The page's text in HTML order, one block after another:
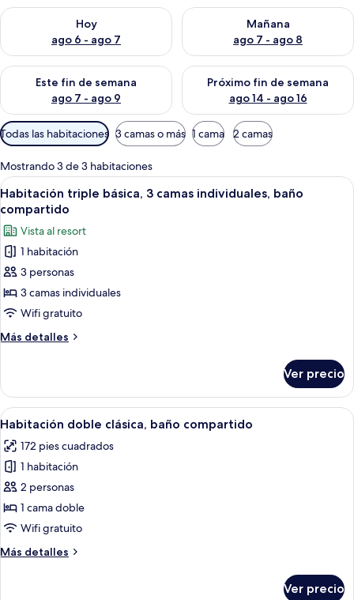
Hoy
ago 6 - ago 7
Consulta la disponibilidad para hoy ago 6 - ago 7
Mañana
ago 7 - ago 8
Consulta la disponibilidad
Este fin de semana
ago 7 - ago 9
Consulta la disponibilidad para este fin de semana ago 7 -
Próximo fin de semana
ago 14 - ago 16
Consulta la disponibilidad
Filtros
disponibles
para
las
habitaciones
Todas las habitaciones 3 camas o más 1 cama 2 camas
Mostrando 3 de 3 habitaciones
Abrir
todas
las
fotos
de
Habitación
triple
básica,
3
camas
baño
compartido
Una habitación compacta con cama,
5
Habitación triple básica, 3 camas individuales, baño
compartido
Vista al resort
1 habitación
3 personas
3 camas individuales
Wifi gratuito
Más detalles
Más
triple
básica,
3
individuales,
baño
compartido
Ver precio
Abrir
todas
las
fotos
de
Habitación
doble
baño
Una habitación de hotel con cama,
6
Habitación doble clásica, baño compartido
172 pies cuadrados
1 habitación
2 personas
1 cama doble
Wifi gratuito
Más detalles
Más
Ver precio